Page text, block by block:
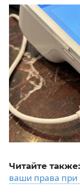
Читайте также:
ваши права при